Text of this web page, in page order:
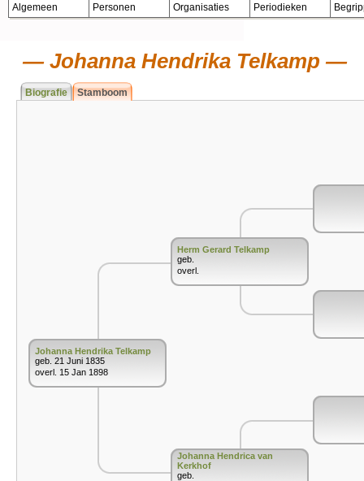
Algemeen Personen Organisaties Periodieken
Johanna Hendrika Telkamp
Biografie Stamboom
Johanna Hendrika Telkamp
geb. 21 Juni 1835
overl. 15 Jan 1898
Herm Gerard Telkamp
geb.
overl.
Johanna Hendrica van
Kerkhof
geb.